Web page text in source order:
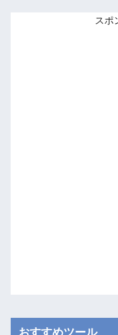
スポ
おすすめツール